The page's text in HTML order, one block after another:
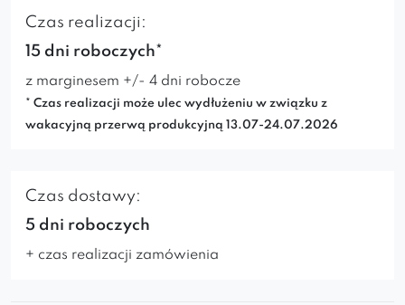
Czas realizacji:
15 dni roboczych*
z marginesem +/- 4 dni robocze
* Czas realizacji może ulec wydłużeniu w związku z
wakacyjną przerwą produkcyjną 13.07-24.07.2026
Czas dostawy:
5 dni roboczych
+ czas realizacji zamówienia